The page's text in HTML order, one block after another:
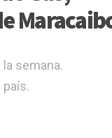
semana.